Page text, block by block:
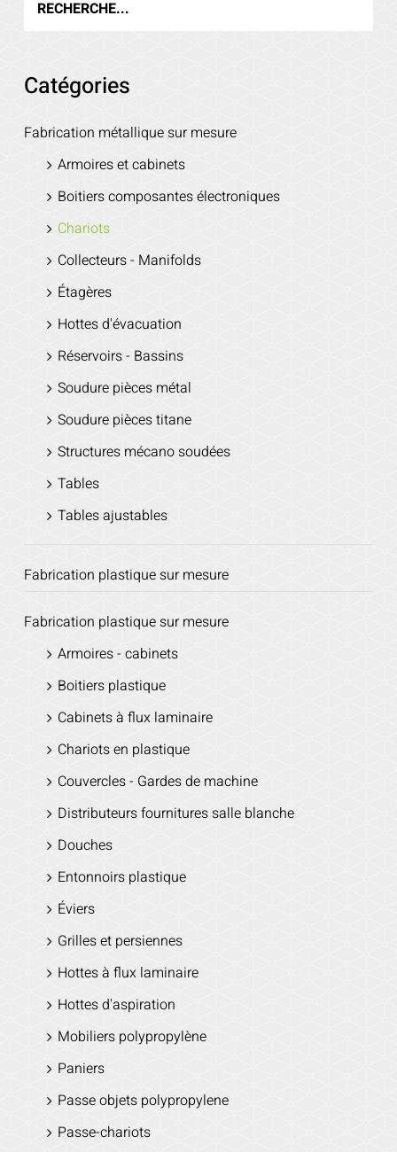
Catégories
Fabrication métallique sur mesure
Armoires et cabinets
Boitiers composantes électroniques
Chariots
Collecteurs - Manifolds
Étagères
Hottes d'évacuation
Réservoirs - Bassins
Soudure pièces métal
Soudure pièces titane
Structures mécano soudées
Tables
Tables ajustables
Fabrication plastique sur mesure
Fabrication plastique sur mesure
Armoires - cabinets
Boitiers plastique
Cabinets à flux laminaire
Chariots en plastique
Couvercles - Gardes de machine
Distributeurs fournitures salle blanche
Douches
Entonnoirs plastique
Éviers
Grilles et persiennes
Hottes à flux laminaire
Hottes d'aspiration
Mobiliers polypropylène
Paniers
Passe objets polypropylene
Passe-chariots